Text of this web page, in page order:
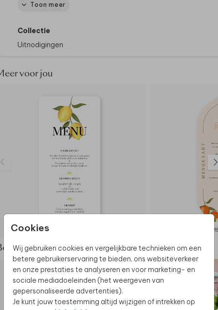
Cookies
Wij gebruiken cookies en vergelijkbare technieken om een
betere gebruikerservaring te bieden, ons websiteverkeer
en onze prestaties te analyseren en voor marketing- en
sociale mediadoeleinden (het weergeven van
gepersonaliseerde advertenties).
Je kunt jouw toestemming altijd wijzigen of intrekken op
bijvoorbeeld een hele andere look kan creëren?
met ons op. Wij zijn er om je te helpen.
Dit product maakt deel uit van
Toon meer
Collectie
Uitnodigingen
voor jou
de complete set